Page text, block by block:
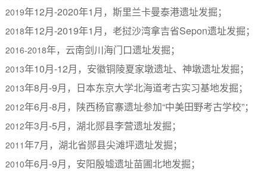
2019年12月-2020年1月，斯里兰卡曼泰港遗址发掘；
2018年12月-2019年1月，老挝沙湾拿吉省Sepon遗址发掘；
2016-2018年，云南剑川海门口遗址发掘；
2013年10月-12月，安徽铜陵夏家墩遗址、神墩遗址发掘；
2013年8月-9月，日本东京大学北海道考古实习基地发掘；
2012年6月-8月，陕西杨官寨遗址参加“中美田野考古学校”；
2012年3月-5月，湖北郧县李营遗址发掘；
2011年7月，湖北省郧县尖滩坪遗址发掘；
2010年6月-9月，安阳殷墟遗址苗圃北地发掘；